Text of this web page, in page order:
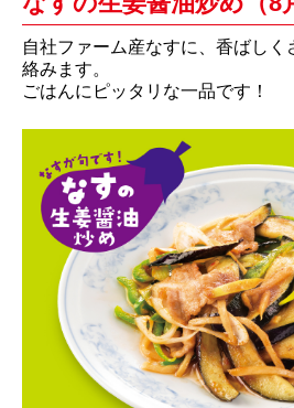
自社ファーム産なすに、香ばし
絡みます。
ごはんにピッタリな一品です！